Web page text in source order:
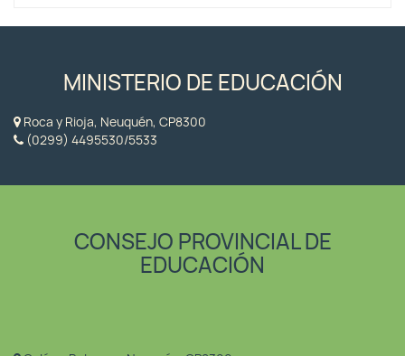
MINISTERIO DE EDUCACIÓN
Roca y Rioja, Neuquén, CP8300
(0299) 4495530/5533
CONSEJO PROVINCIAL DE
EDUCACIÓN